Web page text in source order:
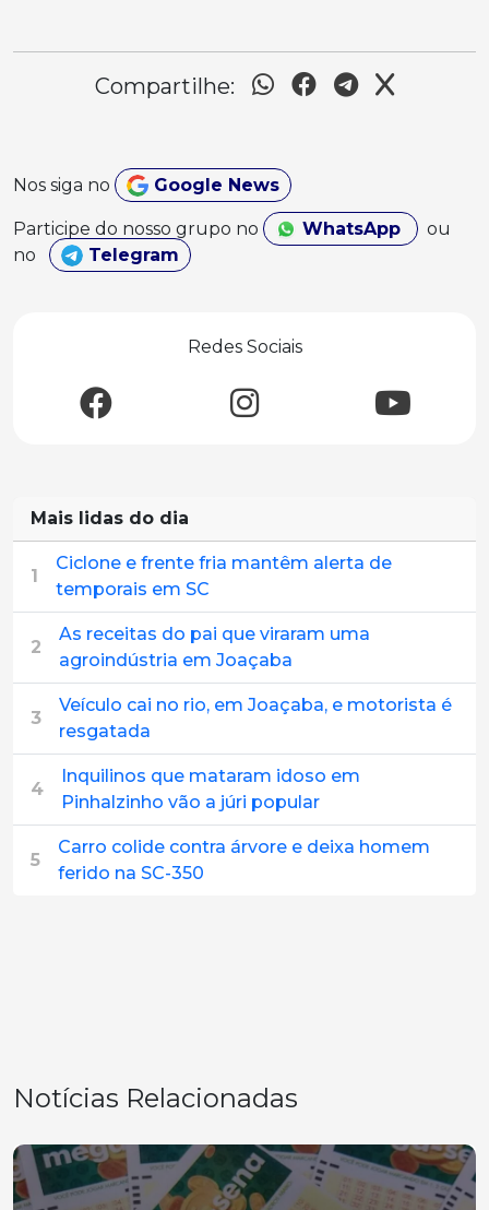
Compartilhe:
Nos siga no Google News
Participe do nosso grupo no WhatsApp
ou
no
Telegram
Redes Sociais
Mais lidas do dia
1
Ciclone e frente fria mantêm alerta de
temporais em SC
2
As receitas do pai que viraram uma
agroindústria em Joaçaba
3
Veículo cai no rio, em Joaçaba, e motorista é
resgatada
4
Inquilinos que mataram idoso em
Pinhalzinho vão a júri popular
5
Carro colide contra árvore e deixa homem
ferido na SC-350
Notícias Relacionadas